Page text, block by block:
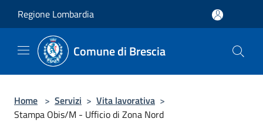
Regione Lombardia
Comune di Brescia
Home > Servizi > Vita lavorativa >
Stampa Obis/M - Ufficio di Zona Nord